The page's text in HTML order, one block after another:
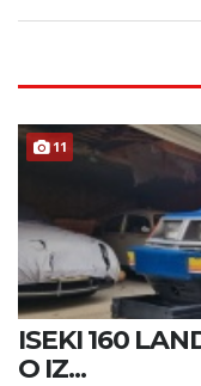
11
ISEKI 160
O IZ...